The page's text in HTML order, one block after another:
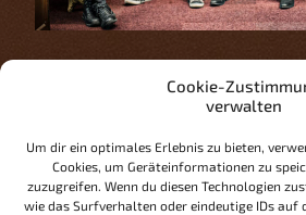
Cookie-
verwalten
Um dir ein optimales Erlebnis zu bieten,
Cookies, um Geräteinformationen zu
zuzugreifen. Wenn du diesen Technologien
wie das Surfverhalten oder eindeutige IDs auf
Bemerkenswert ist aber, dass
letzten Jahren sehr produktiv
mit sehr hoher Qualität! „Cruel
Crimson“ sind
Zum zweiten Mal nach 2017
bei uns die Ehre – und das ist